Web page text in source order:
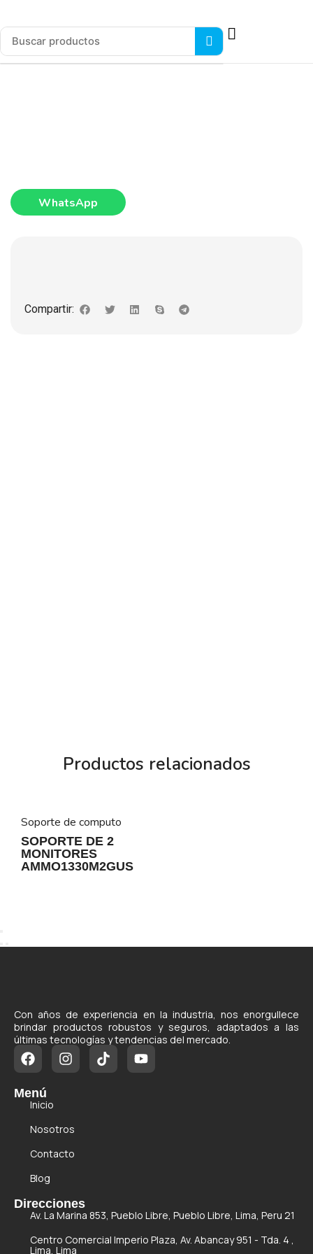
WhatsApp
Compartir:
Productos relacionados
Soporte de computo
SOPORTE DE 2
MONITORES
AMMO1330M2GUS
Con años de experiencia en la industria, nos enorgullece
brindar productos robustos y seguros, adaptados a las
últimas tecnologías y tendencias del mercado.
Menú
Inicio
Nosotros
Contacto
Blog
Direcciones
Av. La Marina 853, Pueblo Libre, Pueblo Libre, Lima, Peru 21
Centro Comercial Imperio Plaza, Av. Abancay 951 - Tda. 4 ,
Lima, Lima